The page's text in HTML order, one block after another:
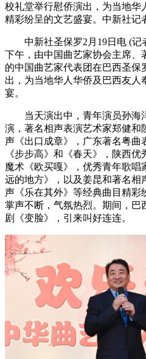
校礼堂举行慰侨演出，为当地华
精彩纷呈的文艺盛宴。中新社记
中新社圣保罗2月19日电 (记
下午，由中国曲艺家协会主席、
的中国曲艺家代表团在巴西圣
出，为当地华人华侨及巴西友人
宴。
当天演出中，青年演员孙海
演，著名相声表演艺术家郑健和
声《出口成章》，广东著名粤曲
《步步高》和《春天》，陕西
魔术《欧买嘎》，优秀青年歌唱
远的地方》，以及姜昆和著名相
声《乐在其外》等经典曲目精彩
掌声不断，气氛热烈。期间，巴
剧《变脸》，引来叫好连连。